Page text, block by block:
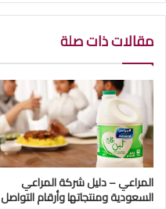
مقالات ذات صلة
المراعي – دليل شركة المراعي
السعودية ومنتجاتها وأرقام التواصل